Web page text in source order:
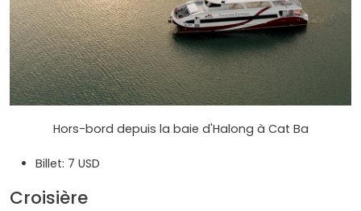
Hors-bord depuis la baie d'Halong à Cat Ba
Billet: 7 USD
Croisière